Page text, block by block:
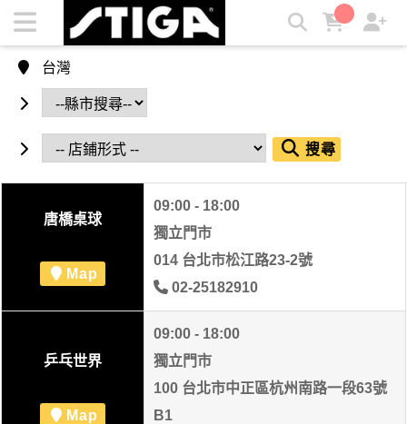
STIGA 門市共有 19 間門市 | STIGA
台灣
搜尋
唐橋桌球
Map
09:00 - 18:00
獨立門市
014 台北市松江路23-2號
02-25182910
乒乓世界
Map
09:00 - 18:00
獨立門市
100 台北市中正區杭州南路一段63號
B1